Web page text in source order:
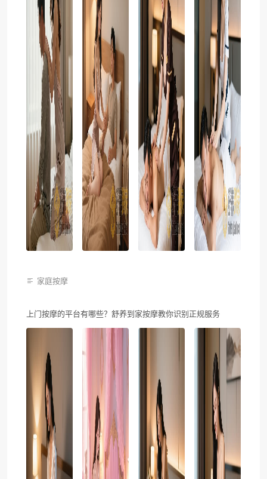
家庭按摩
上门按摩的平台有哪些？舒养到家按摩教你识别正规服务